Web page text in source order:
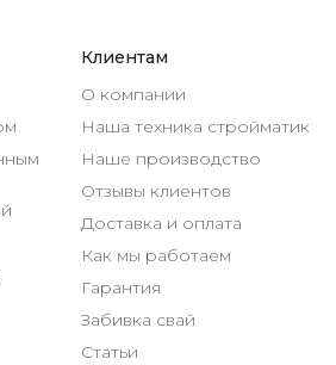
Клиентам
О компании
Наша техника стройматик
Наше производство
Отзывы клиентов
Доставка и оплата
Как мы работаем
Гарантия
Забивка свай
Статьи